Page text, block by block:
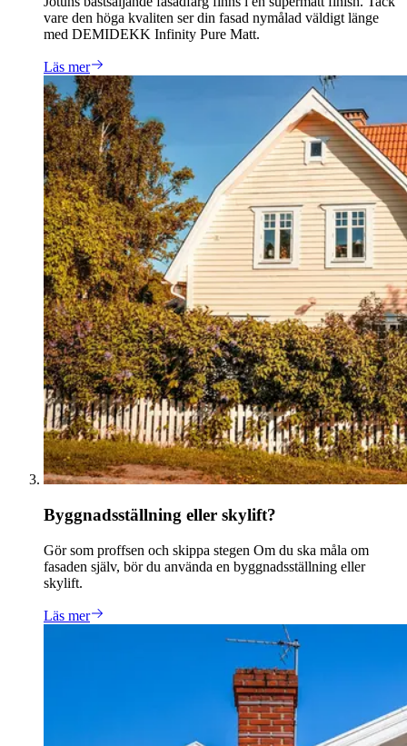
vare den höga kvaliten ser din fasad nymålad väldigt länge
med DEMIDEKK Infinity Pure Matt.
Läs mer
Byggnadsställning eller skylift?​​​​‌ ‍ ​‍​‍‌‍ ‌ ​‍‌‍‍‌‌‍‌ ‌‍‍‌‌‍ ‍​‍​‍​ ‍‍​‍​‍‌ ​ ‌‍​‌‌‍ ‍‌‍‍‌‌ ‌​‌ ‍‌​‍ ‍‌‍‍‌‌‍ ​‍​‍​‍ ​​‍​‍‌‍‍​‌ ​‍‌‍‌‌‌‍‌‍​‍​‍​ ‍‍​‍​‍‌‍‍​‌ ‌​‌ ‌​‌ ​​‌ ​ ​ ‍‍​‍ ​‍ ‌ ‌ ‌ ‌ ‌ ‌ ​‍ ‍‌‍​ ‌‍ ‌‍ ​‌‍ ‌ ​‍‌‍​‌‌‍ ‌‌‍​‌​‍ ‍‌ ​ ‌‍‌‌​‍ ‌ ​ ‌ ‌​‌ ‌‌‌‍‌​‌‍‍‌‌‍ ​‍ ‌‍‍‌‌‍ ‍‌ ‌​‌‍‌‌‌‍ ‍‌ ‌​​‍ ‌‍‌‌‌‍‌​‌‍‍‌‌ ‌​​‍ ‌‍ ‌‌‍ ‌‍‌​‌‍‌‌​ ‌‌ ​​‌ ​‍‌‍‌‌‌ ​ ‌‍‌‌‌‍ ‍‌ ‌​‌‍​‌‌ ‌​‌‍‍‌‌‍ ‌‍ ‍​ ‍ ‌‍‍‌‌‍‌​​ ‌‌‍‌‍​ ​‌‌‍​‌‌‍​‌​ ‌‍‌‍‌‍​ ‌​​ ​‍​‍ ‌‌‍‌‍​ ​‍‌‍​ ​ ‌ ​‍ ‌​ ‌​​ ‍​​ ‍‌‌‍​‌​‍ ‌‌‍​‍‌‍​ ​ ​‌‌‍‌‍​‍ ‌​ ​‍​ ​​‌‍‌‍​ ‍​​ ​‍‌‍​‌​ ‌‌​ ‍‌​ ‌‍​ ‌​​ ​‍​ ​‌​ ‍ ‌ ‌​‌ ‍‌‌ ​​‌‍‌‌​ ‌‌‍​ ‌‍ ‌‍ ‍‌ ‌​‌‍‌‌‌‍ ‍‌ ‌​‌‌​​‌‍​‌‌‍‌ ‌‍‌‌​ ‍ ‌ ​​‌‍​‌‌ ‌​‌‍‍​​ ‌‌‍‍​‌‍‌‌‌‍​‌‌‍‌​‌‍‍‌‌‍ ‍‌‍‌ ​‍ ‍‌‍‍​‌‍‌‌‌‍​‌‌‍‌​‌‍‍‌‌‍ ‍‌‍‌ ​ ‌‍​‍‌‍​‌‌ ​ ‌‍‌‌‌‌‌‌‌ ​‍‌‍ ​​ ‌‌‍‍​‌ ‌​‌ ‌​‌ ​​‌ ​ ​‍‌‌​ ​ ‌​​‌​‍‌‌​ ​‍‌​‌‍​‍‌‌​ ​‍‌​‌‍‌ ‌ ‌ ‌ ‌ ‌ ​‍ ‍‌‍​ ‌‍ ‌‍ ​‌‍ ‌ ​‍‌‍​‌‌‍ ‌‌‍​‌​‍ ‍‌ ​ ‌‍‌‌​‍‌‌​ ​‍‌​‌‍‌ ​ ‌ ‌​‌ ‌‌‌‍‌​‌‍‍‌‌‍ ​‍‌‍‌‍‍‌‌‍‌​​ ‌‌‍‌‍​ ​‌‌‍​‌‌‍​‌​ ‌‍‌‍‌‍​ ‌​​ ​‍​‍ ‌‌‍‌‍​ ​‍‌‍​ ​ ‌ ​‍ ‌​ ‌​​ ‍​​ ‍‌‌‍​‌​‍ ‌‌‍​‍‌‍​ ​ ​‌‌‍‌‍​‍ ‌​ ​‍​ ​​‌‍‌‍​ ‍​​ ​‍‌‍​‌​ ‌‌​ ‍‌​ ‌‍​ ‌​​ ​‍​ ​‌​‍‌‍‌ ‌​‌ ‍‌‌ ​​‌‍‌‌​ ‌‌‍​ ‌‍ ‌‍ ‍‌ ‌​‌‍‌‌‌‍ ‍‌ ‌​‌‌​​‌‍​‌‌‍‌ ‌‍‌‌​‍‌‍‌ ​​‌‍​‌‌ ‌​‌‍‍​​ ‌‌‍‍​‌‍‌‌‌‍​‌‌‍‌​‌‍‍‌‌‍ ‍‌‍‌ ​‍ ‍‌‍‍​‌‍‌‌‌‍​‌‌‍‌​‌‍‍‌‌‍ ‍‌‍‌ ​‍​‍‌ ‌
Gör som proffsen och skippa stegen Om du ska måla om
fasaden själv, bör du använda en byggnadsställning eller
skylift.
Läs mer